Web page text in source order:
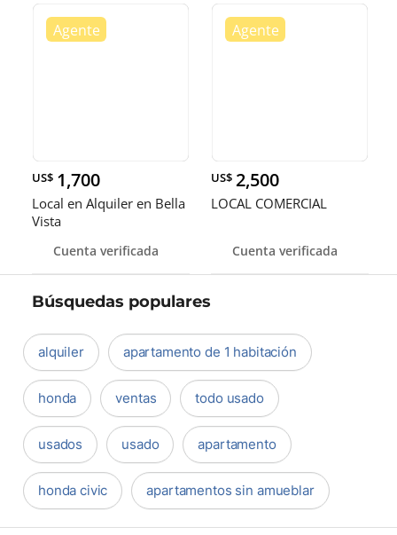
US$ 1,700
Local en Alquiler en Bella
Vista
Cuenta verificada
US$ 2,500
LOCAL COMERCIAL
Cuenta verificada
Búsquedas populares
alquiler apartamento de 1 habitación
honda ventas todo usado
usados usado apartamento
honda civic apartamentos sin amueblar